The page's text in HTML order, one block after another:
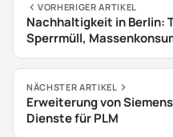
VORHERIGER ARTIKEL
Nachhaltigkeit in Berlin:
Sperrmüll,
NÄCHSTER ARTIKEL
Erweiterung von
Dienste für PLM